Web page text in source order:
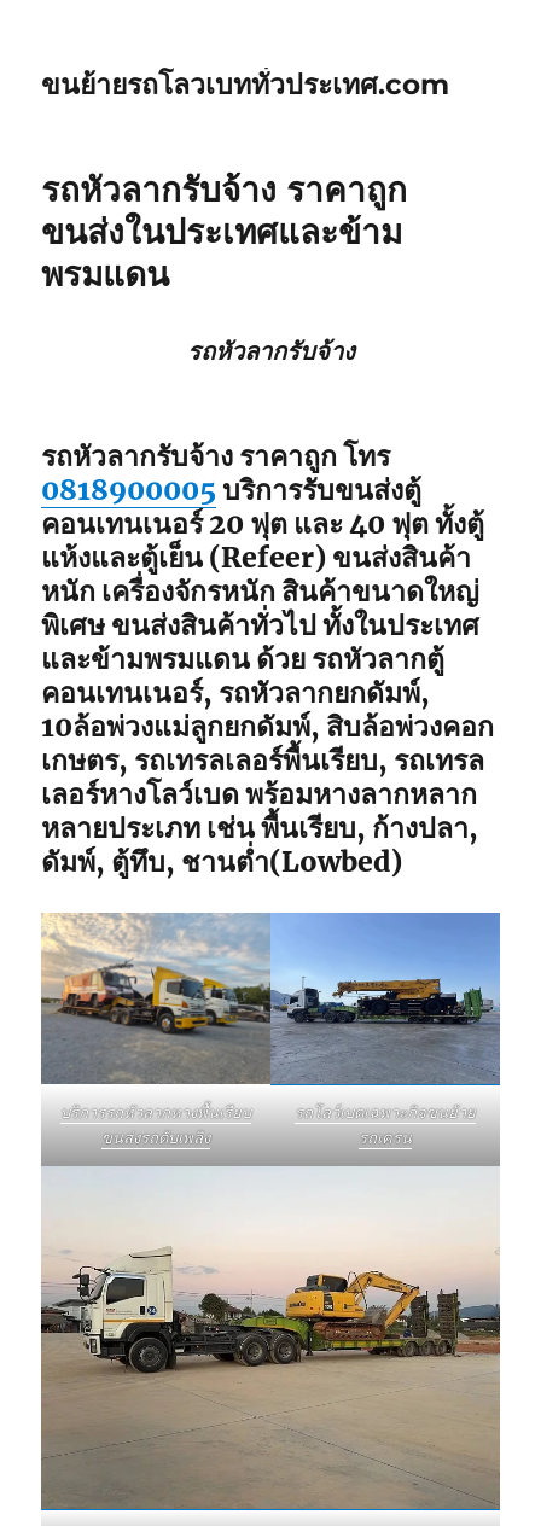
ขนย้ายรถโลวเบททั่วประเทศ.com
รถหัวลากรับจ้าง ราคาถูก
ขนส่งในประเทศและข้าม
พรมแดน
รถหัวลากรับจ้าง
รถหัวลากรับจ้าง ราคาถูก โทร
0818900005 บริการรับขนส่งตู้
คอนเทนเนอร์ 20 ฟุต และ 40 ฟุต ทั้งตู้
แห้งและตู้เย็น (Refeer) ขนส่งสินค้า
หนัก เครื่องจักรหนัก สินค้าขนาดใหญ่
พิเศษ ขนส่งสินค้าทั่วไป ทั้งในประเทศ
และข้ามพรมแดน ด้วย รถหัวลากตู้
คอนเทนเนอร์, รถหัวลากยกดัมพ์,
10ล้อพ่วงแม่ลูกยกดัมพ์, สิบล้อพ่วงคอก
เกษตร, รถเทรลเลอร์พื้นเรียบ, รถเทรล
เลอร์หางโลว์เบด พร้อมหางลากหลาก
หลายประเภท เช่น พื้นเรียบ, ก้างปลา,
ดัมพ์, ตู้ทึบ, ชานต่ำ(Lowbed)
บริการรถหัวลากหางพื้นเรียบ
ขนส่งรถดับเพลิง
รถโลว์เบดเฉพาะกิจขนย้าย
รถเครน